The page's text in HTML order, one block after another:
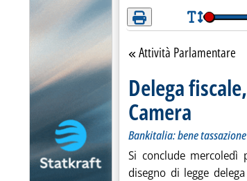
Torna alla sezione
Attività Parlamentare
Delega
Camera
Bankitalia: bene
Si conclude mercoledì
disegno di legge